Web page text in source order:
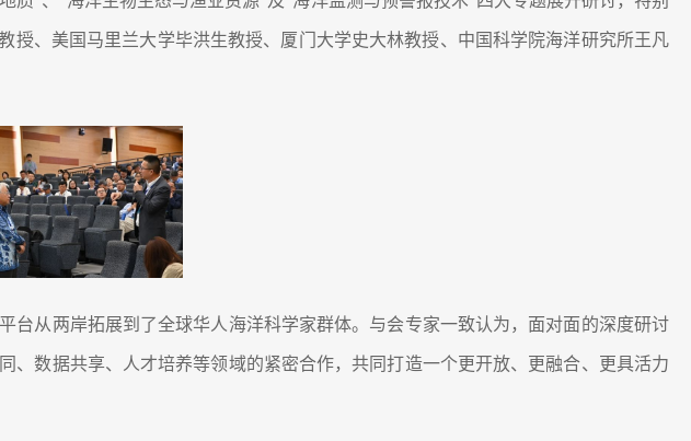
、美国马里兰大学毕洪生教授、厦门大学史大林教授、中国科学院海洋研究所王凡
从两岸拓展到了全球华人海洋科学家群体。与会专家一致认为，面对面的深度研讨
数据共享、人才培养等领域的紧密合作，共同打造一个更开放、更融合、更具活力